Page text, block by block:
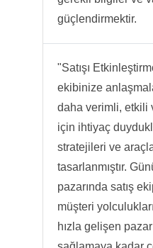
güçlendirmektir.
"Satışı
ekibinize
daha verimli, etkili
için ihtiyaç
stratejileri ve
tasarlanmıştır.
pazarında satış
müşteri
hızla gelişen